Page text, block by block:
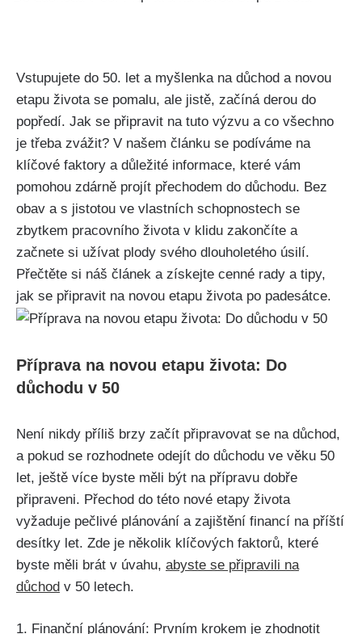
Vstupujete do 50. let a myšlenka na důchod a novou
etapu života se pomalu, ale jistě, začíná derou do
popředí. Jak se připravit na tuto výzvu a co všechno
je třeba zvážit? V našem článku se podíváme na
klíčové faktory a důležité informace, které vám
pomohou zdárně projít přechodem do důchodu. Bez
obav a s jistotou ve vlastních schopnostech se
zbytkem pracovního života v klidu zakončíte a
začnete si užívat plody svého dlouholetého úsilí.
Přečtěte si náš článek a získejte cenné rady a tipy,
jak se připravit na novou etapu života po padesátce.
Příprava na novou etapu života: Do
důchodu v 50
Není nikdy příliš brzy začít připravovat se na důchod,
a pokud se rozhodnete odejít do důchodu ve věku 50
let, ještě více byste měli být na přípravu dobře
připraveni. Přechod do této nové etapy života
vyžaduje pečlivé plánování a zajištění financí na příští
desítky let. Zde je několik klíčových faktorů, které
byste měli brát v úvahu, abyste se připravili na
důchod v 50 letech.
1. Finanční plánování: Prvním krokem je zhodnotit